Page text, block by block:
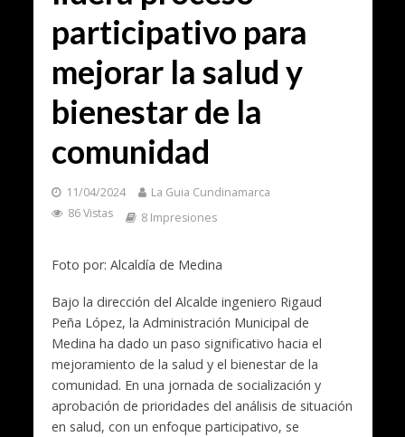
participativo para
mejorar la salud y
bienestar de la
comunidad
11/04/2024
La Guia Cundinamarca
86 Vistas
8 Impresiones
Foto por: Alcaldía de Medina
Bajo la dirección del Alcalde ingeniero Rigaud
Peña López, la Administración Municipal de
Medina ha dado un paso significativo hacia el
mejoramiento de la salud y el bienestar de la
comunidad. En una jornada de socialización y
aprobación de prioridades del análisis de situación
en salud, con un enfoque participativo, se